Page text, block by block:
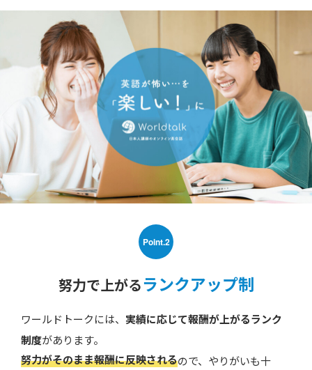
Point.2
努力で上がるランクアップ制
ワールドトークには、 実績に応じて報酬が上がるランク
制度があります。
努力がそのまま報酬に反映されるので、やりがいも十